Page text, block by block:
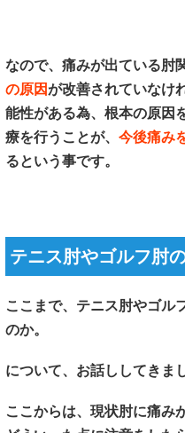
なので、痛みが出ている肘
の原因が改善されていなけ
能性がある為、根本の原因
療を行うことが、 今後痛み
るという事です。
テニス肘やゴルフ肘
ここまで、テニス肘やゴル
のか。
について、お話ししてきま
ここからは、現状肘に痛み